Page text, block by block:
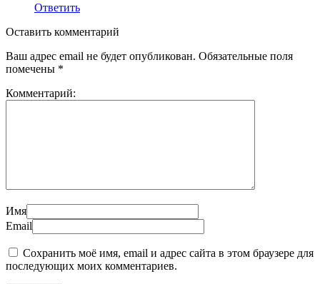
Ответить
Оставить комментарий
Ваш адрес email не будет опубликован. Обязательные поля
помечены *
Комментарий:
Имя
Email
Сохранить моё имя, email и адрес сайта в этом браузере для
последующих моих комментариев.